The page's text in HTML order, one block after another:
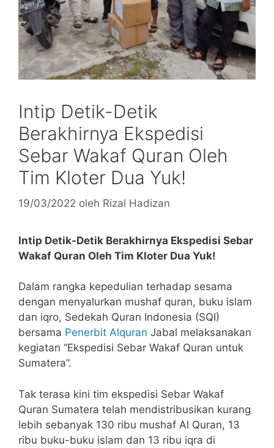
Intip Detik-Detik
Berakhirnya Ekspedisi
Sebar Wakaf Quran Oleh
Tim Kloter Dua Yuk!
19/03/2022 oleh Rizal Hadizan
Intip Detik-Detik Berakhirnya Ekspedisi Sebar
Wakaf Quran Oleh Tim Kloter Dua Yuk!
Dalam rangka kepedulian terhadap sesama
dengan menyalurkan mushaf quran, buku islam
dan iqro, Sedekah Quran Indonesia (SQI)
bersama Penerbit Alquran Jabal melaksanakan
kegiatan “Ekspedisi Sebar Wakaf Quran untuk
Sumatera”.
Tak terasa kini tim ekspedisi Sebar Wakaf
Quran Sumatera telah mendistribusikan kurang
lebih sebanyak 130 ribu mushaf Al Quran, 13
ribu buku-buku islam dan 13 ribu iqra di